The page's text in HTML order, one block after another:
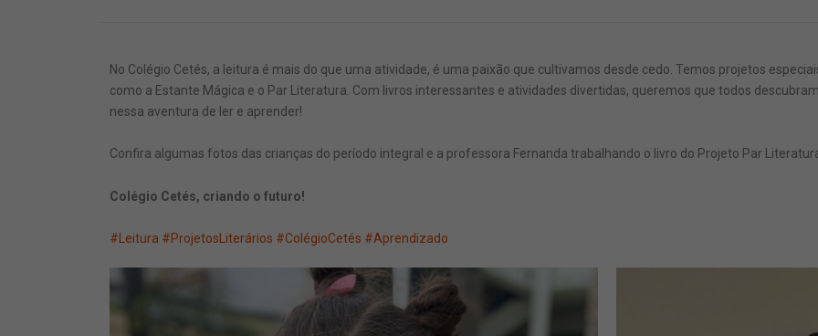
No Colégio Cetés, a leitura é mais do que uma atividade, é uma paixão que cultivamos desde cedo. Temos projetos
como a Estante Mágica e o Par Literatura. Com livros interessantes e atividades divertidas, queremos que todos
nessa aventura de ler e aprender!
Confira algumas fotos das crianças do período integral e a professora Fernanda trabalhando o livro do Projeto Par
Colégio Cetés, criando o futuro!
#Leitura #ProjetosLiterários #ColégioCetés #Aprendizado